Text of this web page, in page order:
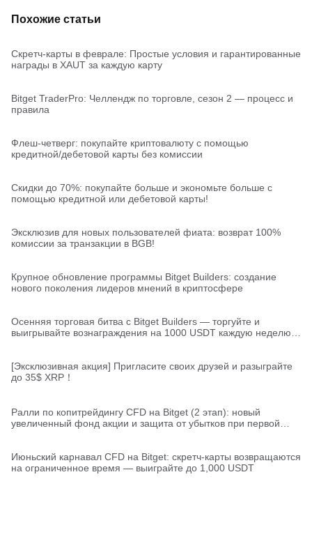
Похожие статьи
Скретч-карты в феврале: Простые условия и гарантированные
награды в XAUT за каждую карту
Bitget TraderPro: Челлендж по торговле, сезон 2 — процесс и
правила
Флеш-четверг: покупайте криптовалюту с помощью
кредитной/дебетовой карты без комиссии
Скидки до 70%: покупайте больше и экономьте больше с
помощью кредитной или дебетовой карты!
Эксклюзив для новых пользователей фиата: возврат 100%
комиссии за транзакции в BGB!
Крупное обновление программы Bitget Builders: создание
нового поколения лидеров мнений в криптосфере
Осенняя торговая битва с Bitget Builders — торгуйте и
выигрывайте вознаграждения на 1000 USDT каждую неделю
[Эксклюзивная акция] Пригласите своих друзей и разыграйте
до 35$ XRP！
Ралли по копитрейдингу CFD на Bitget (2 этап): новый
увеличенный фонд акции и защита от убытков при первой
Июньский карнавал CFD на Bitget: скретч-карты возвращаются
на ограниченное время — выиграйте до 1,000 USDT